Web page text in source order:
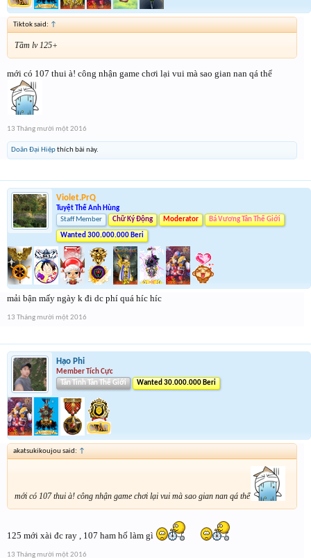
Tiktok said: ↑
Tầm lv 125+
mới có 107 thui à! công nhận game chơi lại vui mà sao gian nan qá thể
13 Tháng mười một 2016
Doãn Đại Hiệpthích bài này.
Violet.PrQ
Tuyệt Thế Anh Hùng
Staff Member
Chữ Ký Động Moderator Bá Vương Tân Thế Giới
Wanted 300.000.000 Beri
mải bận mấy ngày k đi dc phí quá híc híc
13 Tháng mười một 2016
Hạo Phi
Member Tích Cực
Tân Tinh Tân Thế Giới
Wanted 30.000.000 Beri
akatsukikoujou said: ↑
mới có 107 thui à! công nhận game chơi lại vui mà sao gian nan qá thể
125 mới xài đc ray , 107 ham hố làm gì
13 Tháng mười một 2016